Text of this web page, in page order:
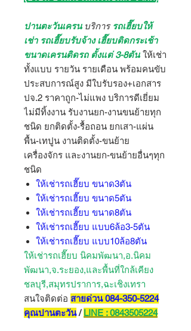
ปานตะวันเครนบริการ รถเฮี๊ยบให้
เช่า รถเฮี๊ยบรับจ้าง เฮี๊ยบติดกระเช้า
ขนาดเครนติดรถ ตั้งแต่ 3-8ตัน ให้เช่า
ทั้งแบบ รายวัน รายเดือน พร้อมคนขับ
ประสบการณ์สูง มีใบรับรอง+เอกสาร
ปจ.2 ราคาถูก-ไม่แพง บริการดีเยี่ยม
ไม่มีทิ้งงาน รับงานยก-งานขนย้ายทุก
ชนิด ยกติดตั้ง-รื้อถอน ยกเสา-แผ่น
พื้น-เทปูน งานติดตั้ง-ขนย้าย
เครื่องจักร และงานยก-ขนย้ายอื่นๆทุก
ชนิด
ให้เช่ารถเฮี๊ยบ ขนาด3ตัน
ให้เช่ารถเฮี๊ยบ ขนาด5ตัน
ให้เช่ารถเฮี๊ยบ ขนาด8ตัน
ให้เช่ารถเฮี๊ยบ แบบ6ล้อ3-5ตัน
ให้เช่ารถเฮี๊ยบ แบบ10ล้อ8ตัน
ให้เช่ารถเฮี๊ยบ นิคมพัฒนา,อ.นิคม
พัฒนา,จ.ระยอง,และพื้นที่ใกล้เคียง
ชลบุรี,สมุทรปราการ,ฉะเชิงเทรา
สนใจติดต่อ สายด่วน 084-350-5224
คุณปานตะวัน/ LINE : 0843505224